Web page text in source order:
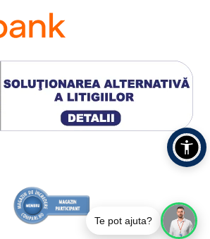
Te pot ajuta?